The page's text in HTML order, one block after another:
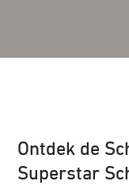
Ontdek de
Superstar